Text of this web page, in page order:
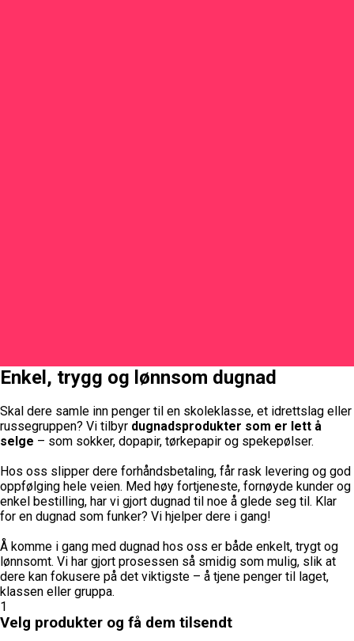
Enkel, trygg og lønnsom dugnad
Skal dere samle inn penger til en skoleklasse, et idrettslag eller
russegruppen? Vi tilbyr dugnadsprodukter som er lett å
selge – som sokker, dopapir, tørkepapir og spekepølser.
Hos oss slipper dere forhåndsbetaling, får rask levering og god
oppfølging hele veien. Med høy fortjeneste, fornøyde kunder og
enkel bestilling, har vi gjort dugnad til noe å glede seg til. Klar
for en dugnad som funker? Vi hjelper dere i gang!
Å komme i gang med dugnad hos oss er både enkelt, trygt og
lønnsomt. Vi har gjort prosessen så smidig som mulig, slik at
dere kan fokusere på det viktigste – å tjene penger til laget,
klassen eller gruppa.
1
Velg produkter og få dem tilsendt